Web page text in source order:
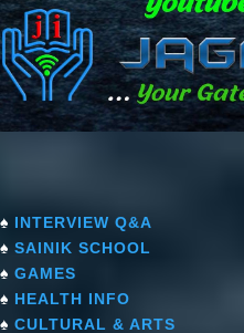
♠ INTERVIEW Q&A
♠ SAINIK SCHOOL
♠ GAMES
♠ HEALTH INFO
♠ CULTURAL & ARTS